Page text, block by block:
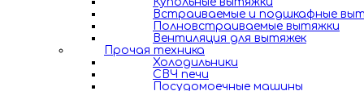
Встраиваемые и подшкафные
Полновстраиваемые вытяжки
Вентиляция для вытяжек
Прочая техника
Холодильники
СВЧ печи
Посудомоечные машины